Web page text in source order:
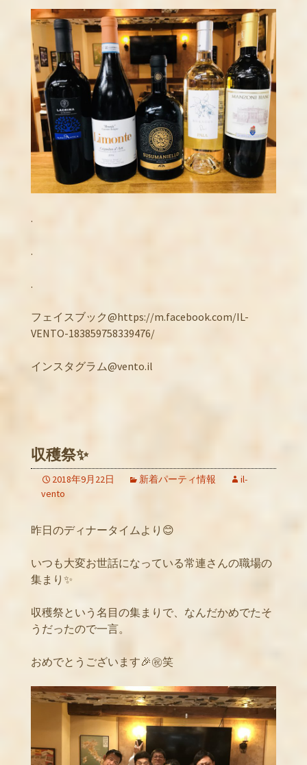
.
.
.
フェイスブック@https://m.facebook.com/IL-
VENTO-183859758339476/
インスタグラム@vento.il
収穫祭✨
2018年9月22日 新着パーティ情報
il-
vento
昨日のディナータイムより😊
いつも大変お世話になっている常連さんの職場の
集まり✨
収穫祭という名目の集まりで、なんだかめでたそ
うだったので一言。
おめでとうございます🎉㊗️笑